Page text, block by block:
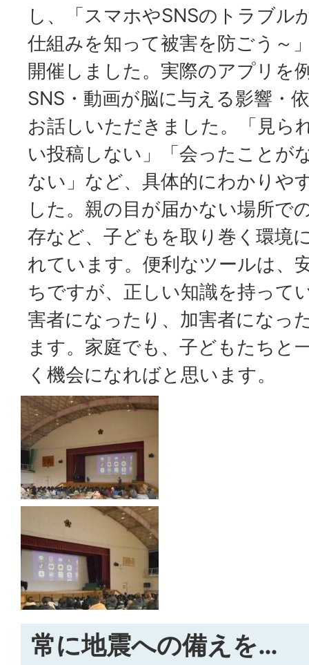
し、「スマホやSNSのトラブル
仕組みを知って被害を防ごう～
開催しました。実際のアプリを
SNS・動画が脳に与える影響・
お話しいただきました。「見ら
い投稿しない」「会ったことが
ない」など、具体的にわかりや
した。親の目が届かない場所で
存など、子どもを取り巻く環境
れています。便利なツールは、
ちですが、正しい知識を持って
害者になったり、加害者になっ
ます。家庭でも、子どもたちと
く機会になればと思います。
常に地震への備えを…